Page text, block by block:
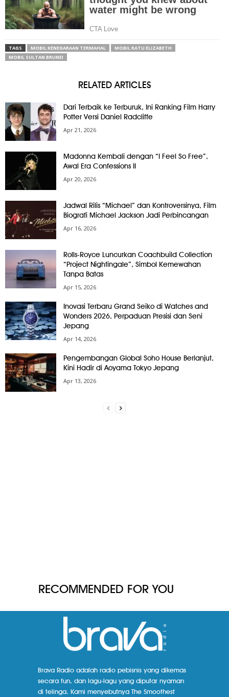
TAGS MOBIL KENEGARAAN TERMAHAL
MOBIL RATU ELIZABETH
MOBIL SULTAN BRUNEI
RELATED ARTICLES
Dari Terbaik ke Terburuk, Ini Ranking Film Harry
Potter Versi Daniel Radcliffe
Apr 21, 2026
Madonna Kembali dengan “I Feel So Free”,
Awal Era Confessions II
Apr 20, 2026
Jadwal Rilis “Michael” dan Kontroversinya, Film
Biografi Michael Jackson Jadi Perbincangan
Apr 16, 2026
Rolls-Royce Luncurkan Coachbuild Collection
“Project Nightingale”, Simbol Kemewahan
Tanpa Batas
Apr 15, 2026
Inovasi Terbaru Grand Seiko di Watches and
Wonders 2026, Perpaduan Presisi dan Seni
Jepang
Apr 14, 2026
Pengembangan Global Soho House Berlanjut,
Kini Hadir di Aoyama Tokyo Jepang
Apr 13, 2026
RECOMMENDED FOR YOU
Brava Radio adalah radio pebisnis yang dikemas
secara fun, dan lagu-lagu yang diputar nyaman
di telinga. Kami menyebutnya The Smoothest